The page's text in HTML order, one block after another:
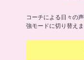
コーチによる日々の
強モードに切り替えま